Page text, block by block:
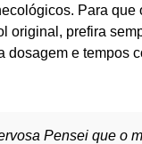
Para
prefira
e tempos
Pensei que o